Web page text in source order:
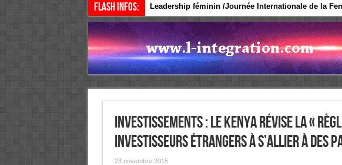
Flash Infos: Leadership féminin /Journée Internationale de la
Investissements : Le Kenya révise la «
investisseurs étrangers à s’allier à des
23 novembre 2015